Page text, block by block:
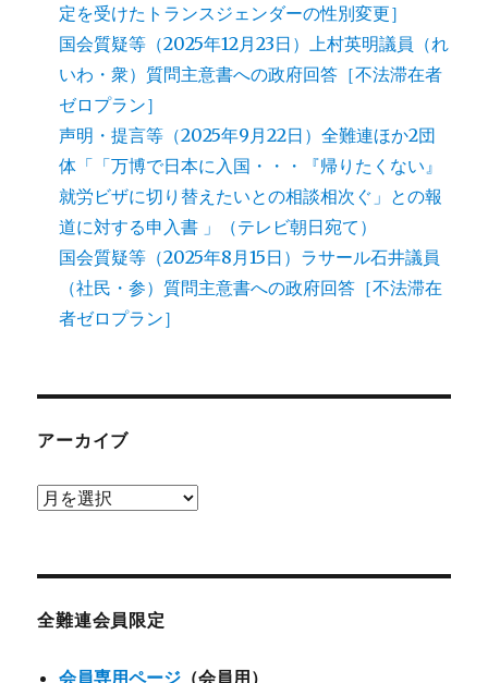
定を受けたトランスジェンダーの性別変更］
国会質疑等（2025年12月23日）上村英明議員（れ
いわ・衆）質問主意書への政府回答［不法滞在者
ゼロプラン］
声明・提言等（2025年9月22日）全難連ほか2団
体「「万博で日本に入国・・・『帰りたくない』
就労ビザに切り替えたいとの相談相次ぐ」との報
道に対する申入書 」（テレビ朝日宛て）
国会質疑等（2025年8月15日）ラサール石井議員
（社民・参）質問主意書への政府回答［不法滞在
者ゼロプラン］
アーカイブ
ア
ブ
全難連会員限定
会員専用ページ （会員用）